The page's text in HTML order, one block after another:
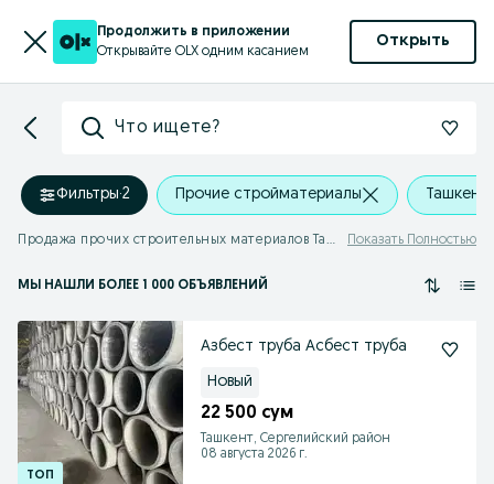
Продолжить в приложении
Открывайте OLX одним касанием
Открыть
Что ищете?
Фильтры·2 Прочие стройматериалы
Продажа прочих строительных материалов Ташкентская область Показать Полностью
МЫ НАШЛИ БОЛЕЕ 1 000 ОБЪЯВЛЕНИЙ
Азбест труба Асбест труба
Новый
22 500 сум
Ташкент, Сергелийский район
08 августа 2026 г.